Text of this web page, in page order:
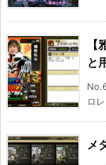
と
ロ
メ